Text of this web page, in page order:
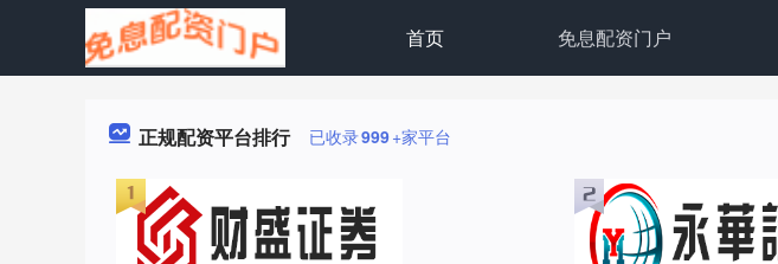
首页 免息配资门户
正规配资平台排行 已收录999+家平台